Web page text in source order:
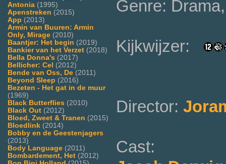
Antonia (1995)
Apenstreken (2015)
App (2013)
Armin van Buuren: Armin
Only, Mirage (2010)
Baantjer: Het begin (2019)
Bankier van het Verzet (2018)
Bella Donna's (2017)
Bellicher: Cel (2012)
Bende van Oss, De (2011)
Beyond Sleep (2016)
Bezeten - Het gat in de muur
(1969)
Black Butterflies (2010)
Black Out (2012)
Bloed, Zweet & Tranen (2015)
Bloedlink (2014)
Bobby en de Geestenjagers
(2013)
Body Language (2011)
Bombardement, Het (2012)
Genre:
Kijkwijzer:
Director:
Cast: